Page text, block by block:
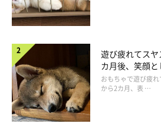
このとき茶々丸ちゃんのパパは、上の階
ました。
遊び疲れてス
カ月後、笑顔
成長！
おもちゃで遊び疲
から2カ月、表 …